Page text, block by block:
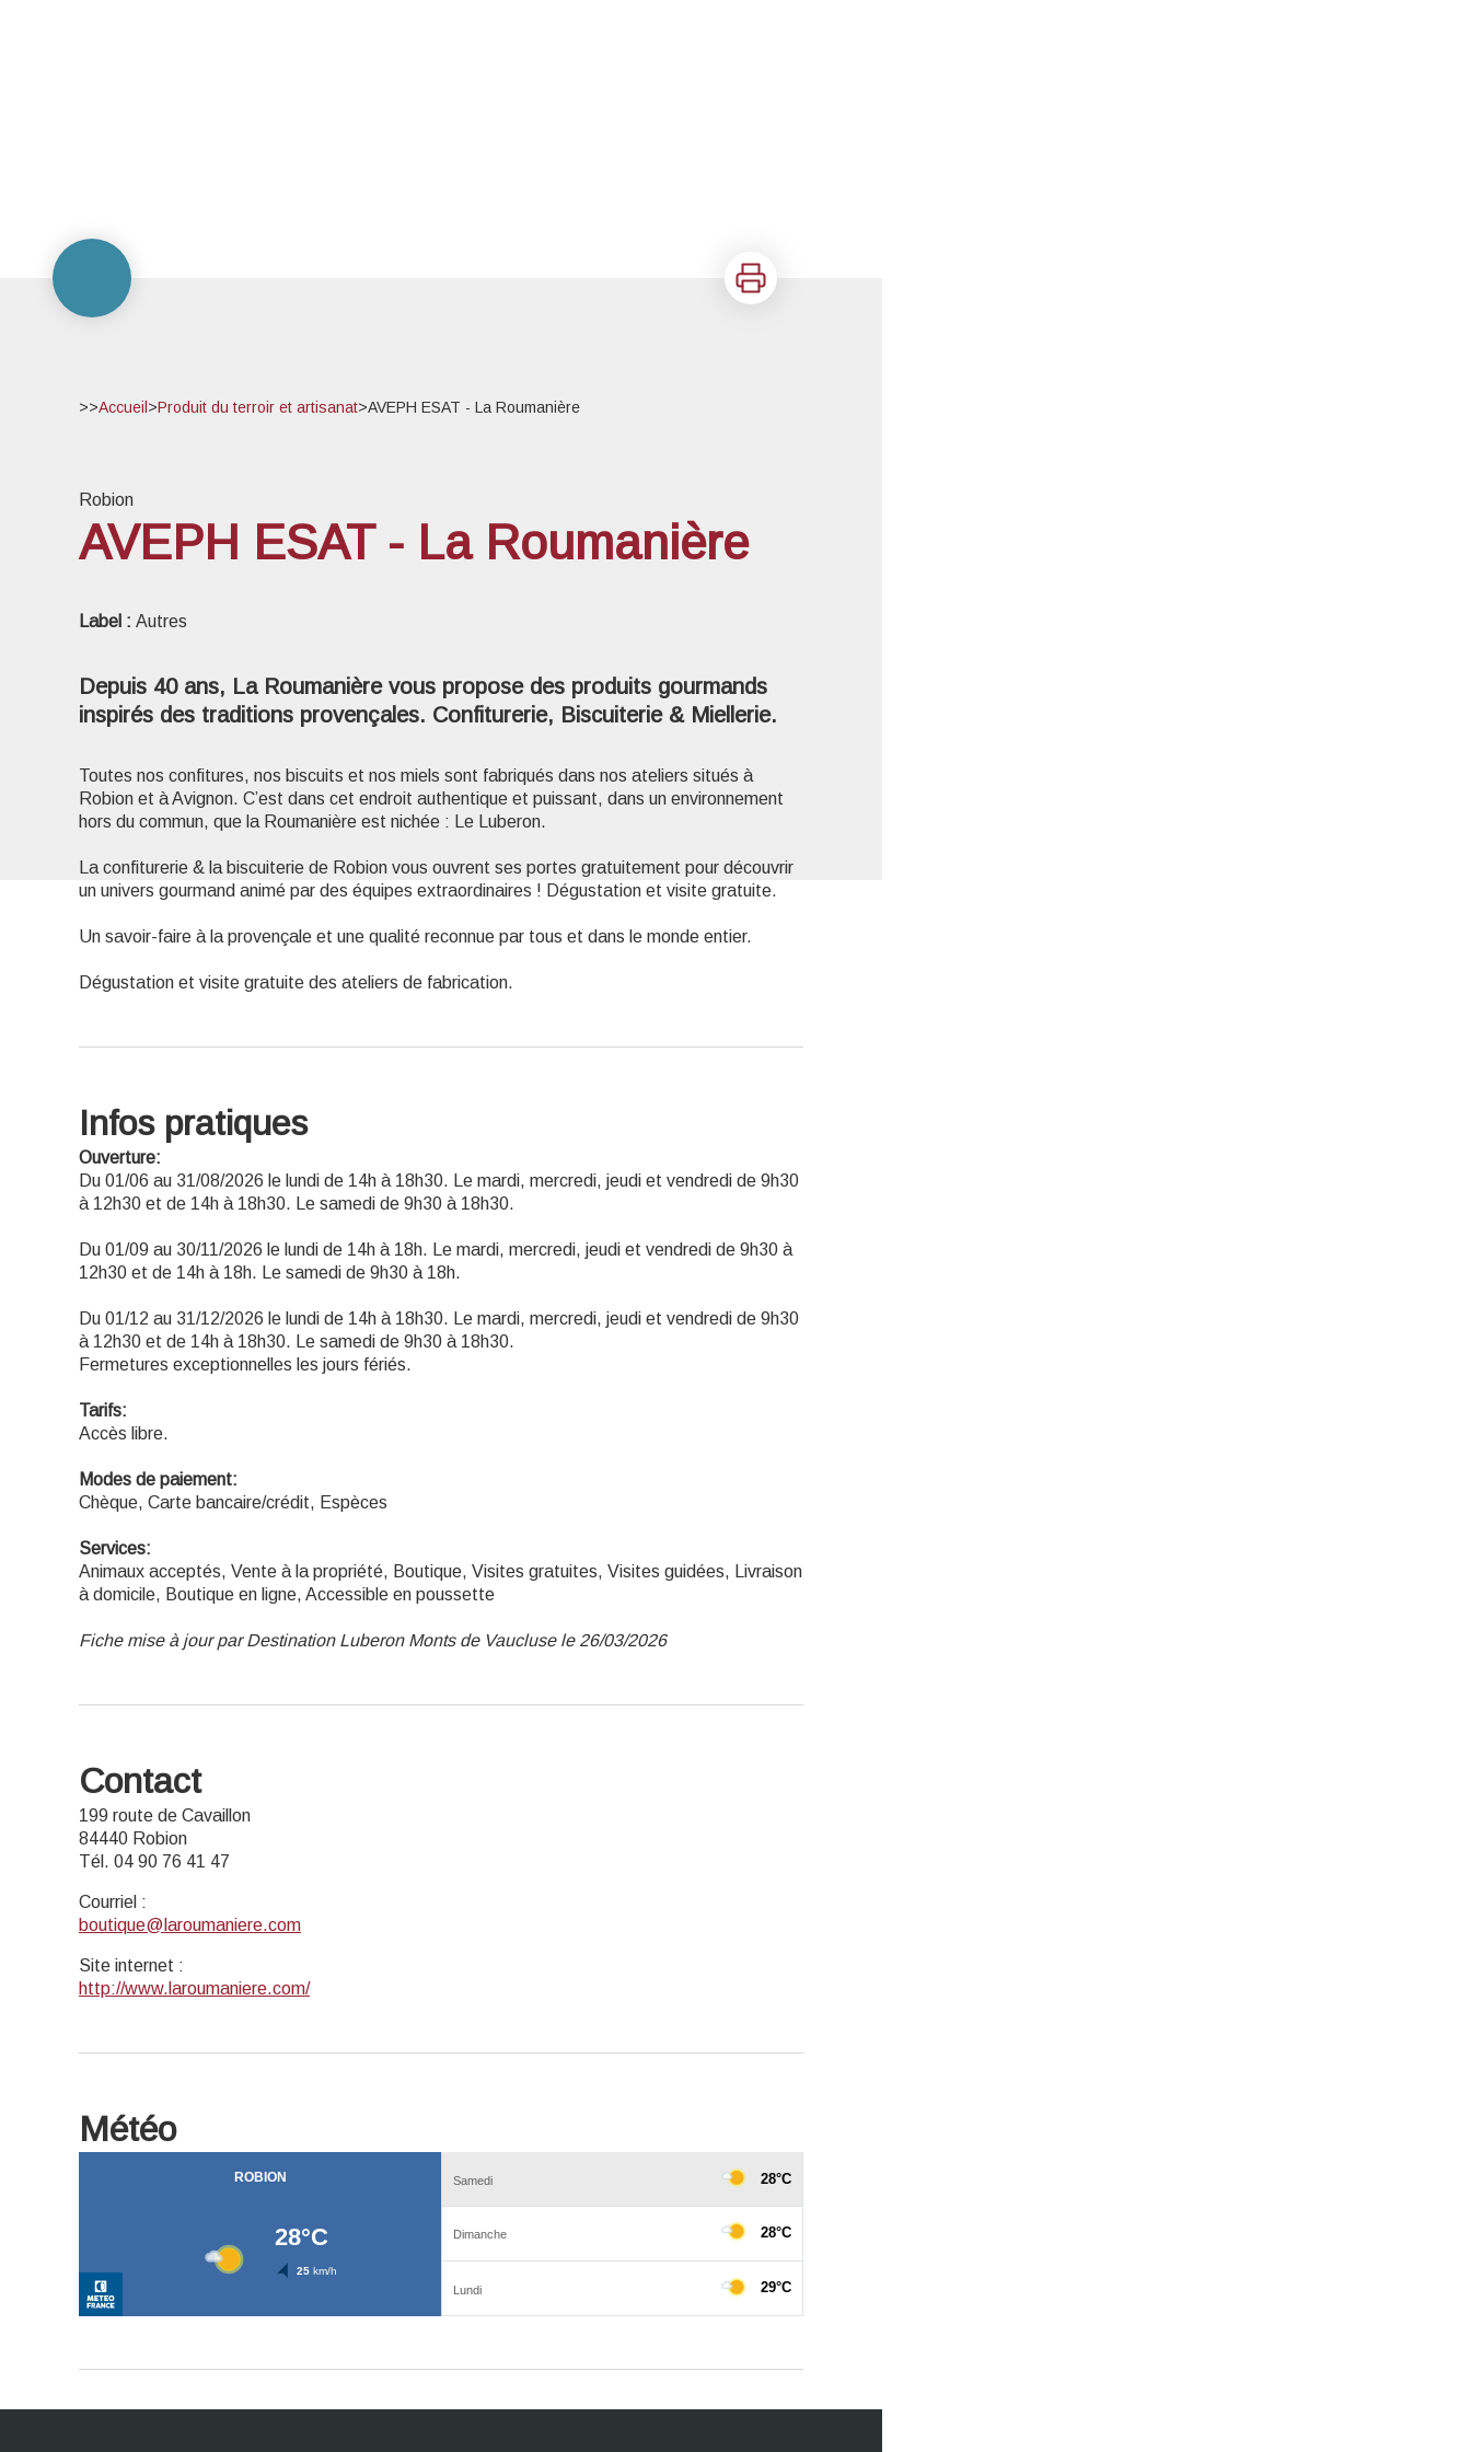
Imprimer
>>Accueil >Produit du terroir et artisanat>AVEPH ESAT - La Roumanière
Robion
AVEPH ESAT - La Roumanière
Label : Autres
Depuis 40 ans, La Roumanière vous propose des produits gourmands
inspirés des traditions provençales. Confiturerie, Biscuiterie & Miellerie.
Toutes nos confitures, nos biscuits et nos miels sont fabriqués dans nos ateliers situés à
Robion et à Avignon. C’est dans cet endroit authentique et puissant, dans un environnement
hors du commun, que la Roumanière est nichée : Le Luberon.
La confiturerie & la biscuiterie de Robion vous ouvrent ses portes gratuitement pour découvrir
un univers gourmand animé par des équipes extraordinaires ! Dégustation et visite gratuite.
Un savoir-faire à la provençale et une qualité reconnue par tous et dans le monde entier.
Dégustation et visite gratuite des ateliers de fabrication.
Infos pratiques
Ouverture:
Du 01/06 au 31/08/2026 le lundi de 14h à 18h30. Le mardi, mercredi, jeudi et vendredi de 9h30
à 12h30 et de 14h à 18h30. Le samedi de 9h30 à 18h30.
Du 01/09 au 30/11/2026 le lundi de 14h à 18h. Le mardi, mercredi, jeudi et vendredi de 9h30 à
12h30 et de 14h à 18h. Le samedi de 9h30 à 18h.
Du 01/12 au 31/12/2026 le lundi de 14h à 18h30. Le mardi, mercredi, jeudi et vendredi de 9h30
à 12h30 et de 14h à 18h30. Le samedi de 9h30 à 18h30.
Fermetures exceptionnelles les jours fériés.
Tarifs:
Accès libre.
Modes de paiement:
Chèque, Carte bancaire/crédit, Espèces
Services:
Animaux acceptés, Vente à la propriété, Boutique, Visites gratuites, Visites guidées, Livraison
à domicile, Boutique en ligne, Accessible en poussette
Fiche mise à jour par Destination Luberon Monts de Vaucluse le 26/03/2026
Contact
199 route de Cavaillon
84440 Robion
Tél. 04 90 76 41 47
Courriel :
boutique@laroumaniere.com
Site internet :
http://www.laroumaniere.com/
Météo